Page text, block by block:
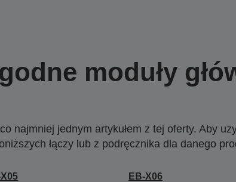
moduły
najmniej jednym artykułem z tej oferty. Aby
łączy lub z podręcznika dla danego
EB-X06